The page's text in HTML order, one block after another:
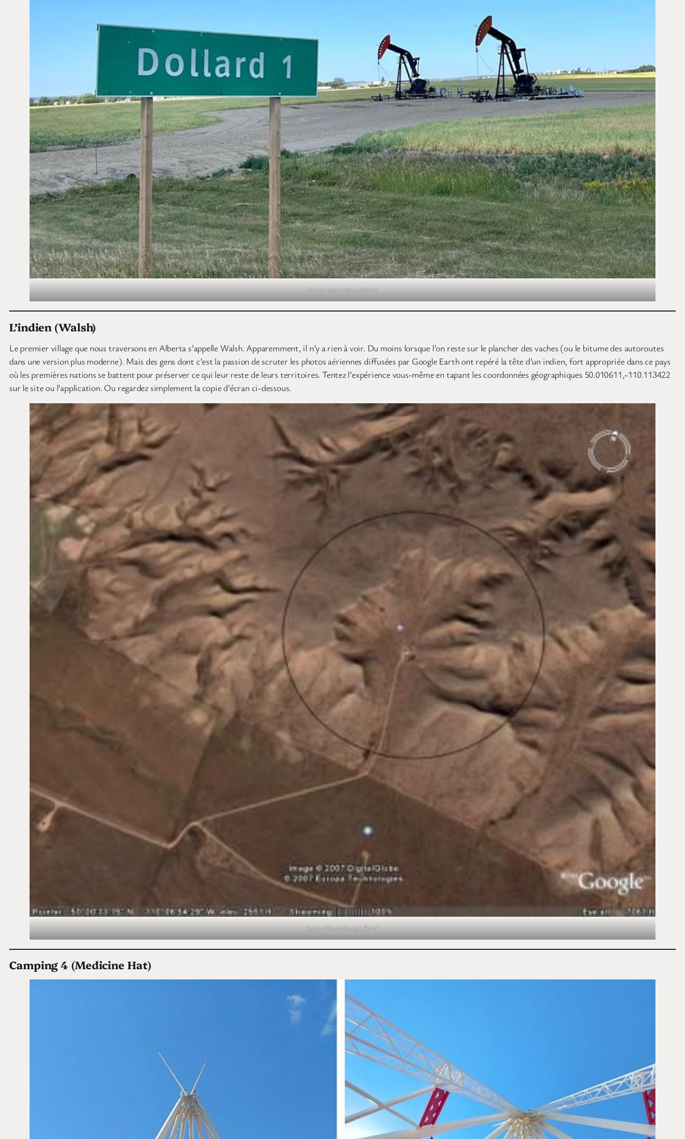
Un panneau très explicite !
L’indien (Walsh)
Le premier village que nous traversons en Alberta s’appelle Walsh. Apparemment, il n’y a rien à voir. Du moins lorsque l’on reste sur le plancher des vaches (ou le bitume des autoroutes
dans une version plus moderne). Mais des gens dont c’est la passion de scruter les photos aériennes diffusées par Google Earth ont repéré la tête d’un indien, fort appropriée dans ce pays
où les premières nations se battent pour préserver ce qui leur reste de leurs territoires. Tentez l’expérience vous-même en tapant les coordonnées géographiques 50.010611,-110.113422
sur le site ou l’application. Ou regardez simplement la copie d’écran ci-dessous.
Copie d’écran Google Earth
Camping 4 (Medicine Hat)